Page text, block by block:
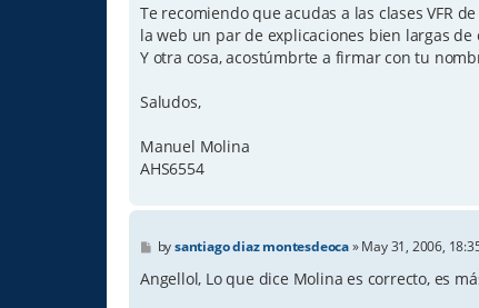
s
Te recomiendo que acudas a las clases VFR
la web un par de explicaciones bien largas
Y otra cosa, acostúmbrte a firmar con tu
Saludos,
Manuel Molina
AHS6554
P
s
bysantiago diaz montesdeoca»May 31, 2006,
Angellol, Lo que dice Molina es correcto, es